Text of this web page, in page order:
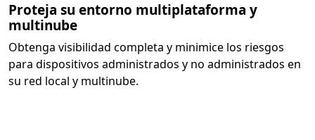
Proteja su entorno multiplataforma y
multinube
Obtenga visibilidad completa y minimice los riesgos
para dispositivos administrados y no administrados en
su red local y multinube.